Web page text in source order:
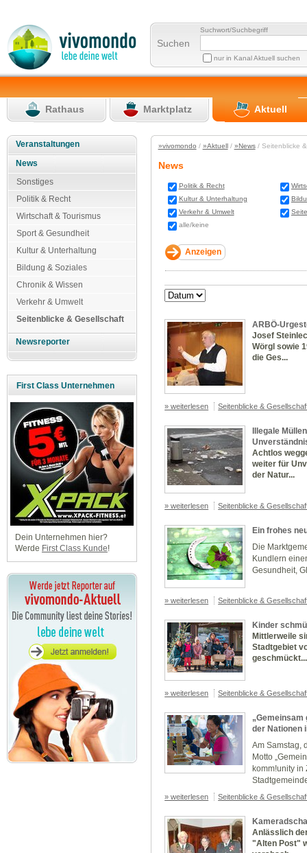
Suchen
Suchwort/Suchbegriff
nur in Kanal Aktuell suchen
Rathaus Marktplatz Aktuell
Veranstaltungen
News
Sonstiges
Politik & Recht
Wirtschaft & Tourismus
Sport & Gesundheit
Kultur & Unterhaltung
Bildung & Soziales
Chronik & Wissen
Verkehr & Umwelt
Seitenblicke & Gesellschaft
Newsreporter
First Class Unternehmen
Dein Unternehmen hier?
Werde First Class Kunde!
»vivomondo / »Aktuell/ »News/ Seitenblicke
News
Politik & Recht
Kultur & Unterhaltung
Verkehr & Umwelt
alle/keine
ARBÖ-
Josef
Wörgl sowie
die Ges...
» weiterlesen Seitenblicke &
Illegale
Achtlos
weiter für
der Natur...
» weiterlesen Seitenblicke &
Ein frohes
Die
Kundlern
Gesundheit,
» weiterlesen Seitenblicke &
Kinder
Mittlerweile
Stadtgebiet
geschmückt...
» weiterlesen Seitenblicke &
„Gemeinsam
der Nationen
Am Samstag,
Motto
komm!unity in
» weiterlesen Seitenblicke &
Anlässlich
"Alten Post"